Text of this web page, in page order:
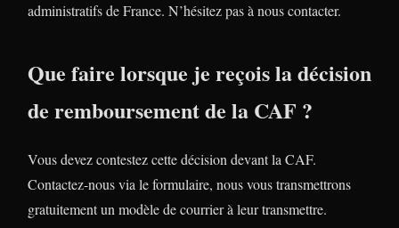
administratifs de France. N’hésitez pas à nous contacter.
Que faire lorsque je reçois la décision
de remboursement de la CAF ?
Vous devez contestez cette décision devant la CAF.
Contactez-nous via le formulaire, nous vous transmettrons
gratuitement un modèle de courrier à leur transmettre.